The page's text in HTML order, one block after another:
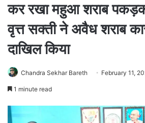
कर रखा महुआ शराब
वृत्त सक्ती ने अवैध शराब
दाखिल किया
Chandra Sekhar Bareth February 11,
1 minute read